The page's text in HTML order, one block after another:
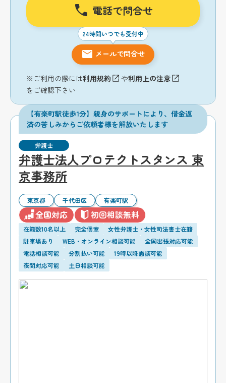
電話で問合せ
24時間いつでも受付中
メールで問合せ
※ご利用の際には利用規約 や利用上の注意
をご確認下さい
【有楽町駅徒歩1分】親身のサポートにより、借金返
済の苦しみからご依頼者様を解放いたします
弁護士
弁護士法人プロテクトスタンス 東
京事務所
東京都 千代田区 有楽町駅
全国対応 初回相談無料
在籍数10名以上 完全個室
女性弁護士・女性司法書士在籍
駐車場あり
WEB・オンライン相談可能
全国出張対応可能
電話相談可能
分割払い可能
19時以降面談可能
夜間対応可能
土日相談可能